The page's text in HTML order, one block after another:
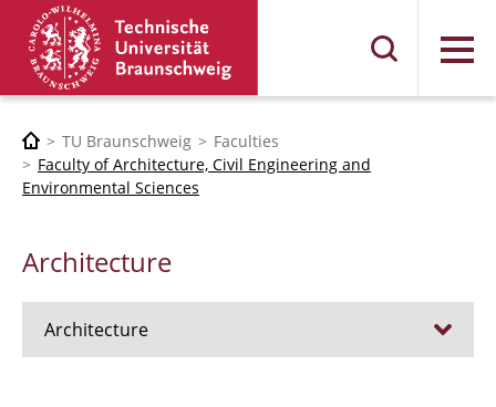
Menu
TU Braunschweig
Faculties
Faculty of Architecture, Civil Engineering and
Environmental Sciences
Architecture
Architecture